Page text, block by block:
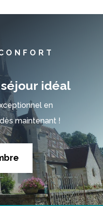
idéal
en
maintenant !